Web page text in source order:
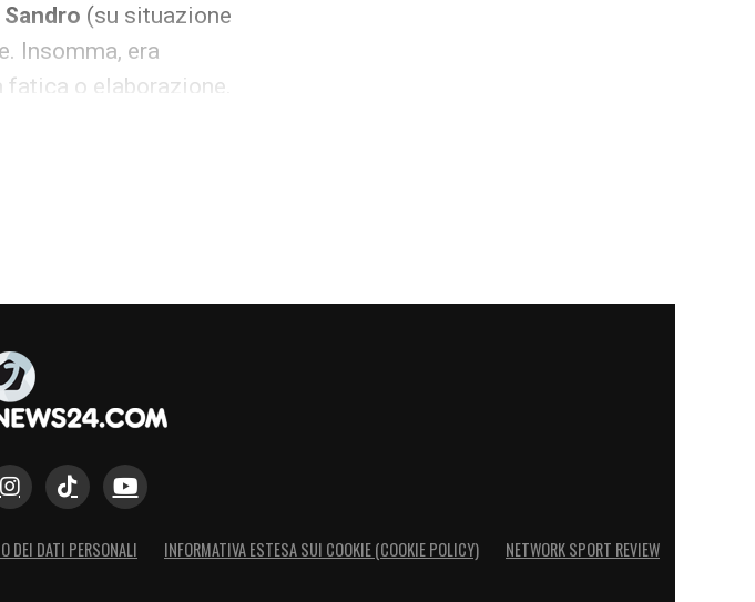
(su situazione
Insomma, era
o elaborazione.
perso una valanga di
hanno
nonostante gli spazi
DEI DATI PERSONALI INFORMATIVA ESTESA SUI COOKIE (COOKIE POLICY) NETWORK SPORT REVIEW